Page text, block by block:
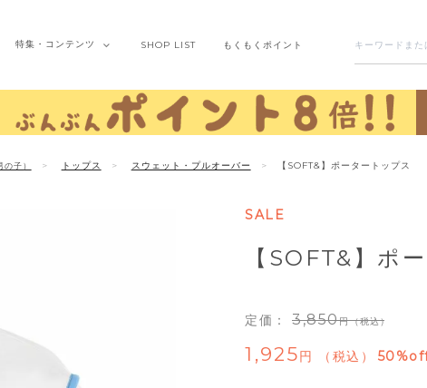
特集・ コンテンツ SHOP LIST もくもくポイント
の子） トップス スウェット・プルオーバー 【SOFT&】ポータートップス
SALE
【SOFT&】ポ
定価： 3,850 （税込）
1,925 税込